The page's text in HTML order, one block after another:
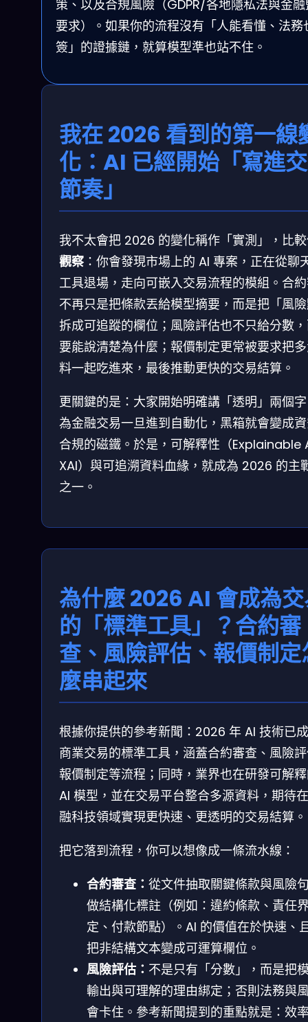
策、以及合規風險（GDPR/各地隱私法與金
要求）。如果你的流程沒有「人能看懂、法務
簽」的證據鏈，就算模型準也站不住。
我在 2026 看到的第一線
化：AI 已經開始「寫進
節奏」
我不太會把 2026 的變化稱作「實測」，比
觀察 ：你會發現市場上的 AI 專案，正在從聊
工具退場，走向可嵌入交易流程的模組。合
不再只是把條款丟給模型摘要，而是把「風
拆成可追蹤的欄位；風險評估也不只給分數
要能說清楚為什麼；報價制定更常被要求把
料一起吃進來，最後推動更快的交易結算。
更關鍵的是：大家開始明確講「透明」兩個
為金融交易一旦進到自動化，黑箱就會變成
合規的磁鐵。於是，可解釋性（Explainable
XAI）與可追溯資料血緣，就成為 2026 的主
之一。
為什麼 2026 AI 會成為
的「標準工具」？合約審
查、風險評估、報價制定
麼串起來
根據你提供的參考新聞：2026 年 AI 技術已
商業交易的標準工具，涵蓋合約審查、風險
報價制定等流程；同時，業界也在研發可解
AI 模型，並在交易平台整合多源資料，期待
融科技領域實現更快速、更透明的交易結算。
把它落到流程，你可以想像成一條流水線：
合約審查： 從文件抽取關鍵條款與風險
做結構化標註（例如：違約條款、責任
定、付款節點）。AI 的價值在於快速、
把非結構文本變成可運算欄位。
風險評估： 不是只有「分數」，而是把
輸出與可理解的理由綁定；否則法務與
會卡住。參考新聞提到的重點就是：效